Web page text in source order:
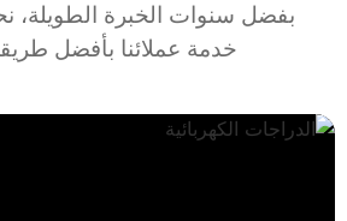
بفضل سنوات الخبرة الطويلة،
خدمة عملائنا بأفضل